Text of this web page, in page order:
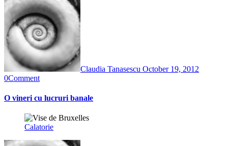
Claudia Tanasescu October 19, 2012
0Comment
O vineri cu lucruri banale
Calatorie